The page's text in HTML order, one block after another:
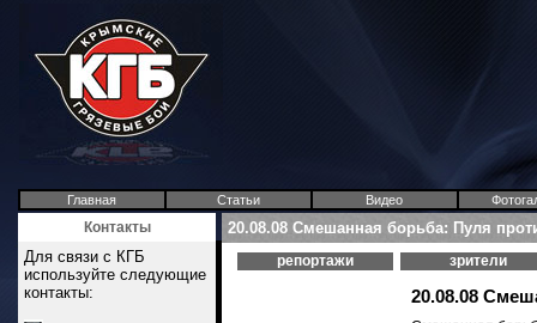
Главная Статьи Видео
Контакты
Для связи с КГБ
используйте следующие
контакты:
20.08.08 Смешанная борьба: Пуля
репортажи зрители
20.08.08